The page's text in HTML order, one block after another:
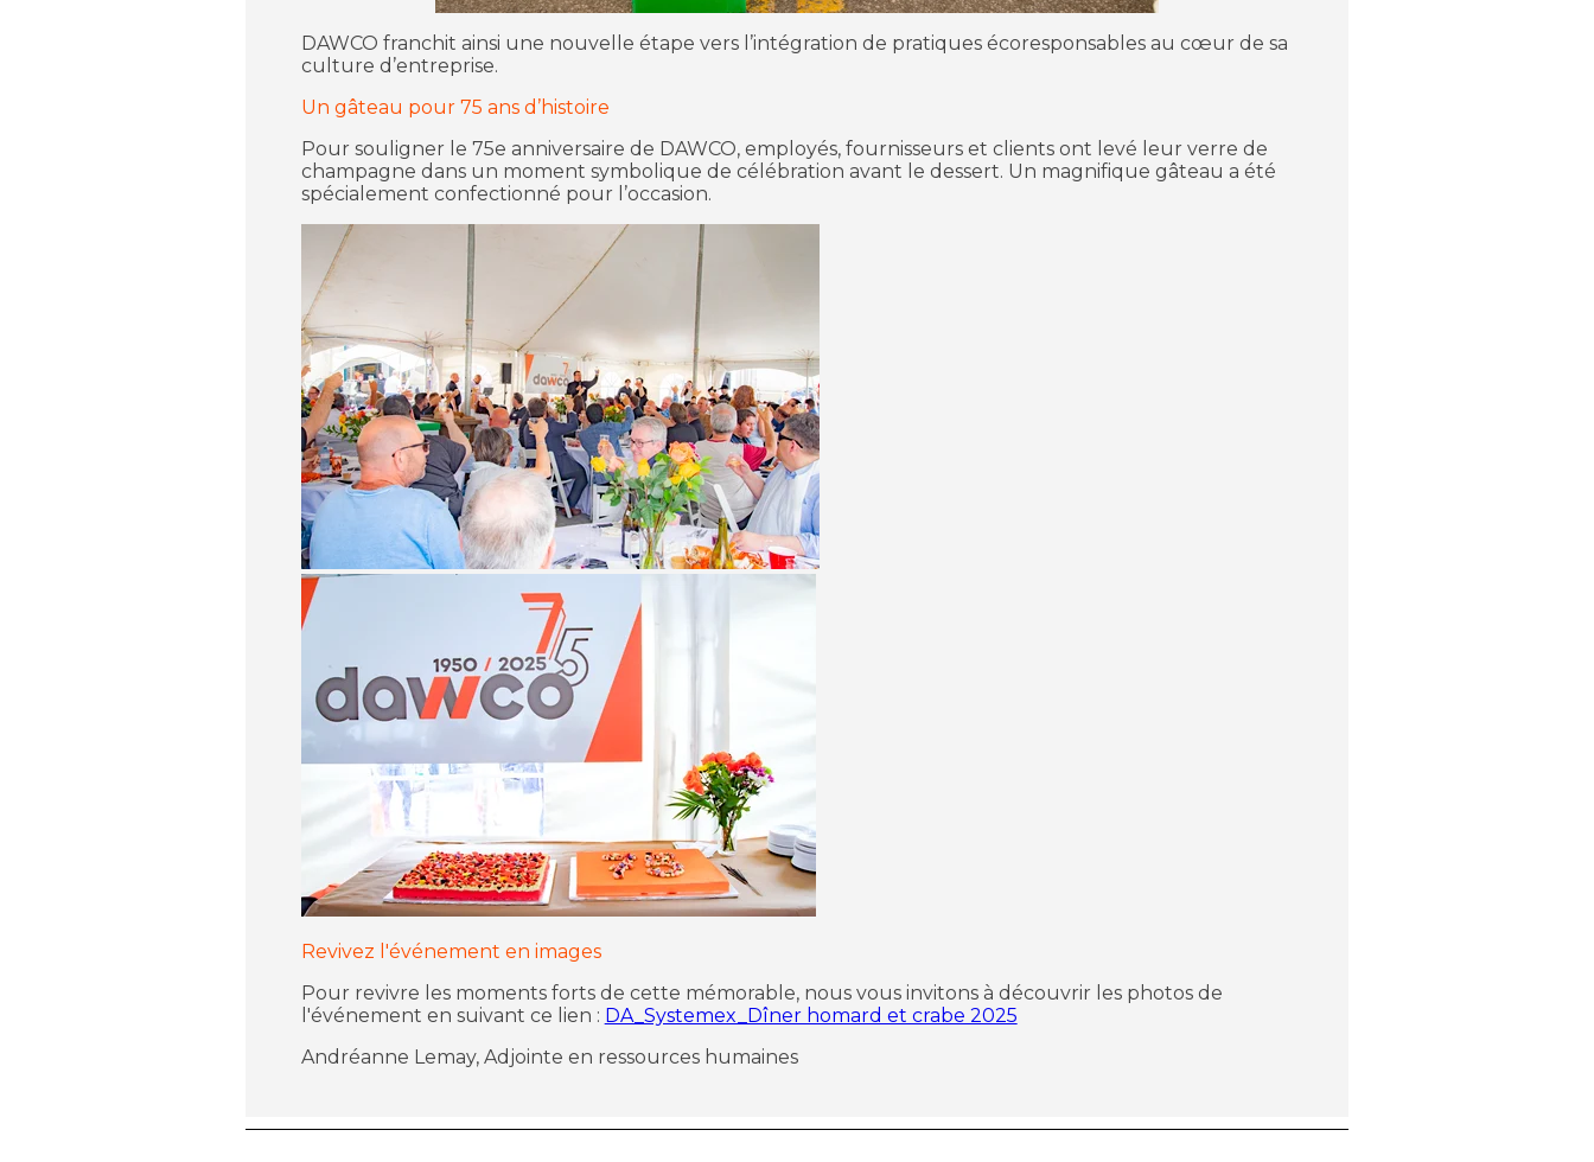
DAWCO franchit ainsi une nouvelle étape vers l’intégration de pratiques écoresponsables au cœur de sa
culture d’entreprise.
Un gâteau pour 75 ans d’histoire
Pour souligner le 75e anniversaire de DAWCO, employés, fournisseurs et clients ont levé leur verre de
champagne dans un moment symbolique de célébration avant le dessert. Un magnifique gâteau a été
spécialement confectionné pour l’occasion.
Revivez l'événement en images
Pour revivre les moments forts de cette mémorable, nous vous invitons à découvrir les photos de
l'événement en suivant ce lien : DA_Systemex_Dîner homard et crabe 2025
Andréanne Lemay, Adjointe en ressources humaines